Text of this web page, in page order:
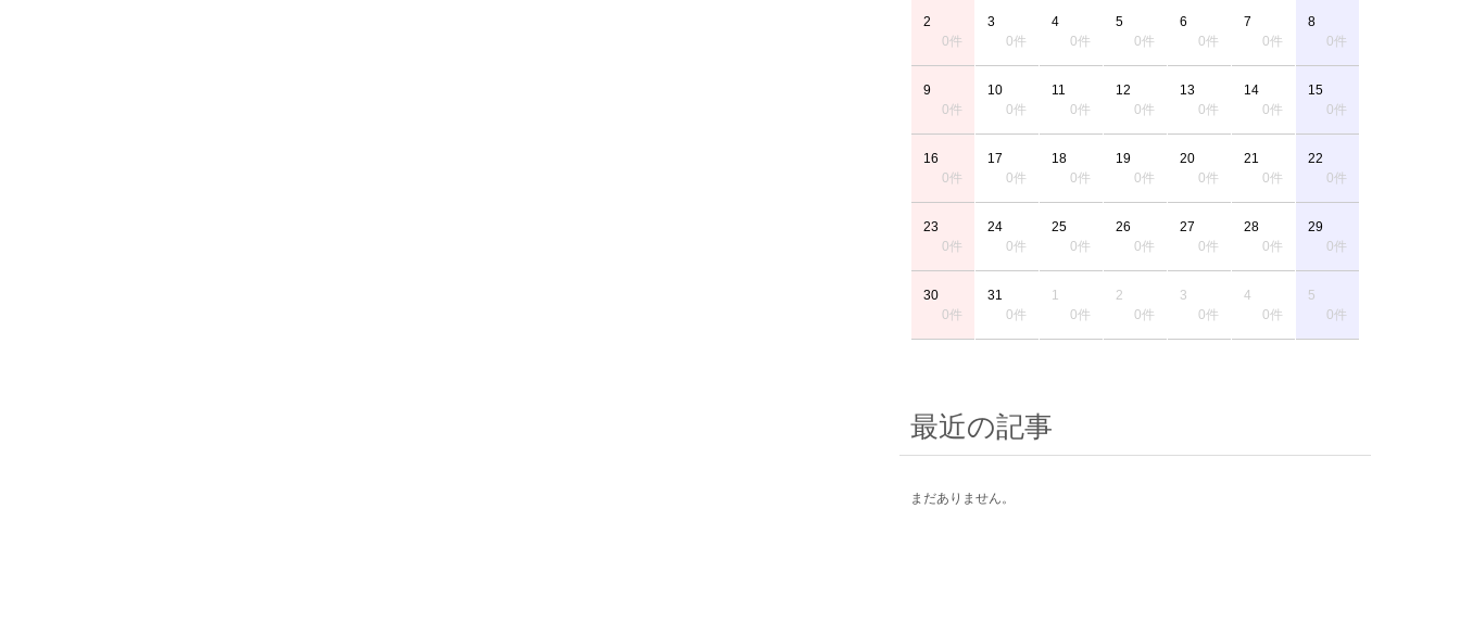
2
0件
3
0件
4
0件
5
0件
6
0件
7
0件
8
0件
9
0件
10
0件
11
0件
12
0件
13
0件
14
0件
15
0件
16
0件
17
0件
18
0件
19
0件
20
0件
21
0件
22
0件
23
0件
24
0件
25
0件
26
0件
27
0件
28
0件
29
0件
30
0件
31
0件
1
0件
2
0件
3
0件
4
0件
5
0件
最近の記事
まだありません。